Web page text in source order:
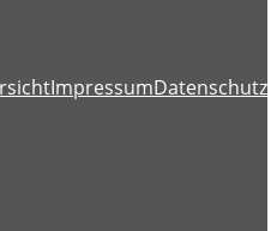
ImpressumDatenschutz